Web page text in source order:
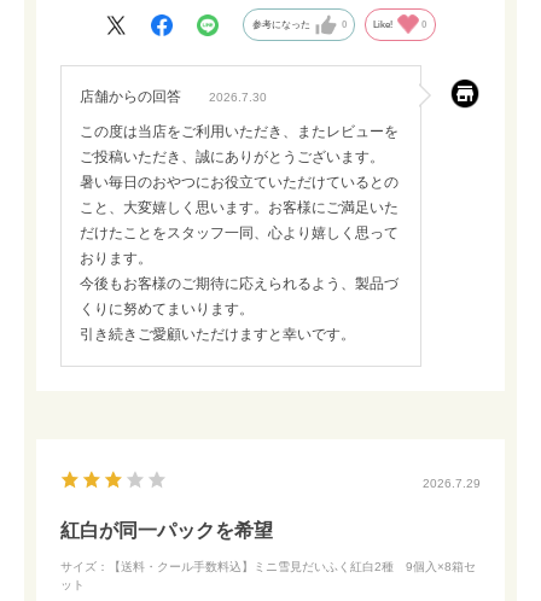
参考になった 0 Like! 0
店舗からの回答 2026.7.30
この度は当店をご利用いただき、またレビューを
ご投稿いただき、誠にありがとうございます。
暑い毎日のおやつにお役立ていただけているとの
こと、大変嬉しく思います。お客様にご満足いた
だけたことをスタッフ一同、心より嬉しく思って
おります。
今後もお客様のご期待に応えられるよう、製品づ
くりに努めてまいります。
引き続きご愛顧いただけますと幸いです。
2026.7.29
紅白が同一パックを希望
サイズ：【送料・クール手数料込】ミニ雪見だいふく紅白2種 9個入×8箱セ
ット